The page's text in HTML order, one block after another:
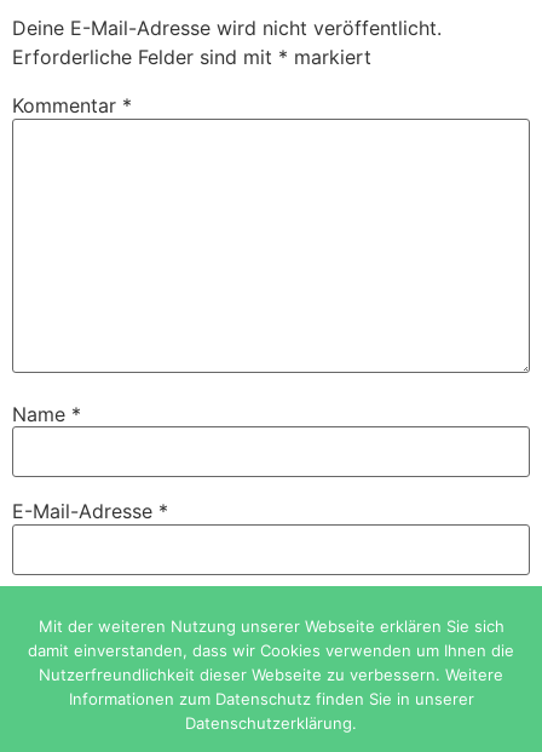
Deine E-Mail-Adresse wird nicht veröffentlicht.
Erforderliche Felder sind mit * markiert
Kommentar *
Name *
E-Mail-Adresse *
Mit der weiteren Nutzung unserer Webseite erklären Sie sich
damit einverstanden, dass wir Cookies verwenden um Ihnen die
Nutzerfreundlichkeit dieser Webseite zu verbessern. Weitere
Informationen zum Datenschutz finden Sie in unserer
Datenschutzerklärung.